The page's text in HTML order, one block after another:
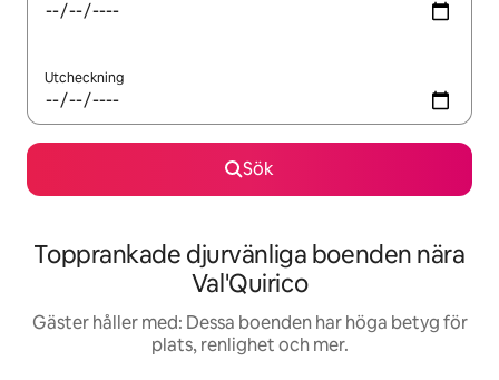
Utcheckning
Sök
Topprankade djurvänliga boenden nära
Val'Quirico
Gäster håller med: Dessa boenden har höga betyg för
plats, renlighet och mer.